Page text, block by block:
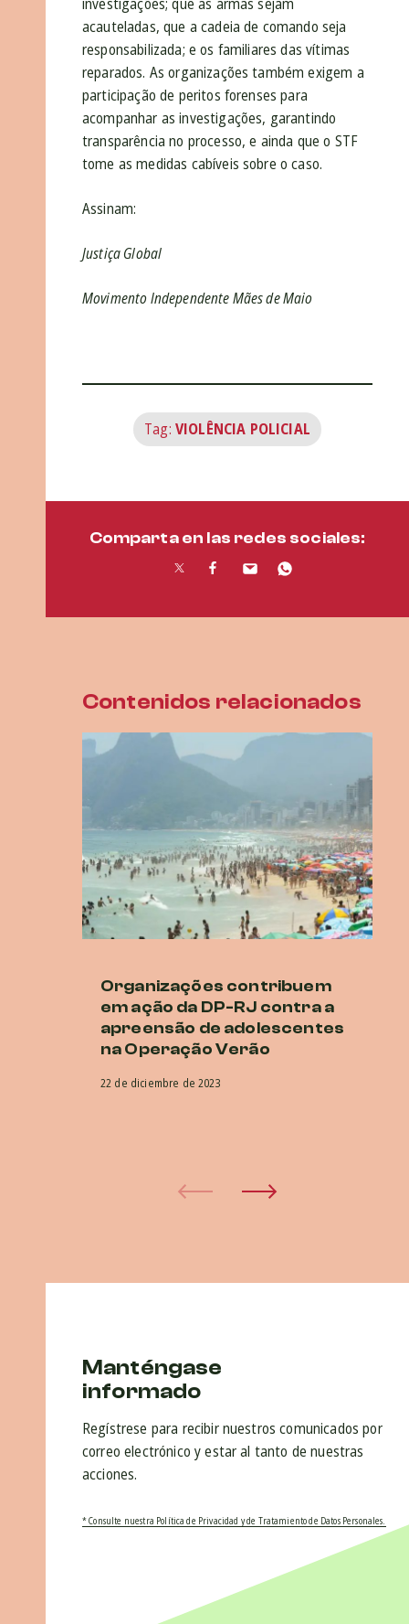
acauteladas, que a cadeia de comando seja
responsabilizada; e os familiares das vítimas
reparados. As organizações também exigem a
participação de peritos forenses para
acompanhar as investigações, garantindo
transparência no processo, e ainda que o STF
tome as medidas cabíveis sobre o caso.
Assinam:
Justiça Global
Movimento Independente Mães de Maio
Tag: VIOLÊNCIA POLICIAL
Comparta en las redes sociales:
Contenidos relacionados
Organizações contribuem
em ação da DP-RJ contra a
apreensão de adolescentes
na Operação Verão
22 de diciembre de 2023
Manténgase
informado
Regístrese para recibir nuestros comunicados por
correo electrónico y estar al tanto de nuestras
acciones.
* Consulte nuestra Política de Privacidad y de Tratamiento de Datos Personales.